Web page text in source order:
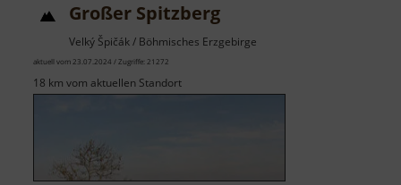
Großer Spitzberg
Velký Špičák / Böhmisches Erzgebirge
aktuell vom 23.07.2024 / Zugriffe: 21272
18 km vom aktuellen Standort